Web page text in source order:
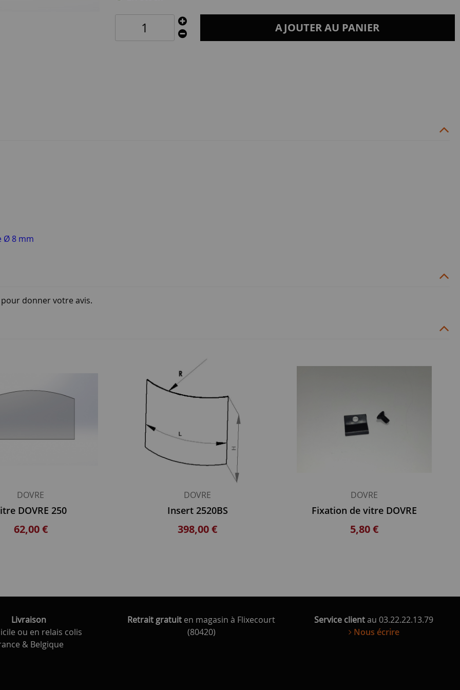
AJOUTER AU PANIER
Ø 8 mm
pour donner votre avis.
DOVRE
DOVRE 250
62,00 €
DOVRE
Insert 2520BS
398,00 €
DOVRE
Fixation de vitre DOVRE
5,80 €
Livraison
ou en relais colis
& Belgique
Retrait gratuit en magasin à Flixecourt
(80420)
Service clientau 03.22.22.13.79
Nous écrire